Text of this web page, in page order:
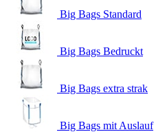
Big Bags Standard
Big Bags Bedruckt
Big Bags extra strak
Big Bags mit Auslauf